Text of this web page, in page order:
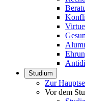
Studium
Zur
Vor dem